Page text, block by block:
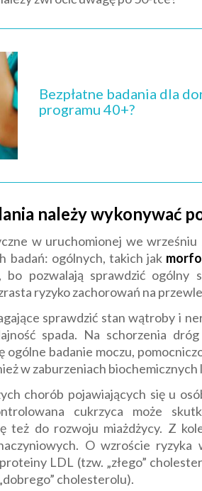
Bezpłatne badania dla
programu 40+?
należy wykonywać
w uruchomionej we
badań: ogólnych, takich jak
pozwalają sprawdzić ogólny
ryzyko zachorowań na
sprawdzić stan wątroby i
spada. Na schorzenia
badanie moczu,
w zaburzeniach
chorób pojawiających się u
cukrzyca może
też do rozwoju miażdżycy. Z
O wzroście ryzyka
LDL (tzw. „złego”
cholesterolu).